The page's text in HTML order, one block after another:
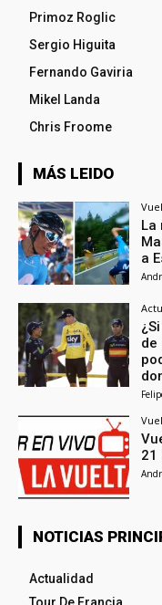
Primoz Roglic
Sergio Higuita
Fernando Gaviria
Mikel Landa
Chris Froome
MÁS LEIDO
La
a
de
21
NOTICIAS
Actualidad